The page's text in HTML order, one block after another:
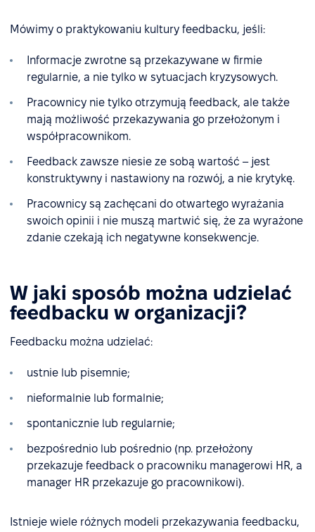
Mówimy o praktykowaniu kultury feedbacku, jeśli:
Informacje zwrotne są przekazywane w firmie
regularnie, a nie tylko w sytuacjach kryzysowych.
Pracownicy nie tylko otrzymują feedback, ale także
mają możliwość przekazywania go przełożonym i
współpracownikom.
Feedback zawsze niesie ze sobą wartość – jest
konstruktywny i nastawiony na rozwój, a nie krytykę.
Pracownicy są zachęcani do otwartego wyrażania
swoich opinii i nie muszą martwić się, że za wyrażone
zdanie czekają ich negatywne konsekwencje.
W jaki sposób można udzielać
feedbacku w organizacji?
Feedbacku można udzielać:
ustnie lub pisemnie;
nieformalnie lub formalnie;
spontanicznie lub regularnie;
bezpośrednio lub pośrednio (np. przełożony
przekazuje feedback o pracowniku managerowi HR, a
manager HR przekazuje go pracownikowi).
Istnieje wiele różnych modeli przekazywania feedbacku,